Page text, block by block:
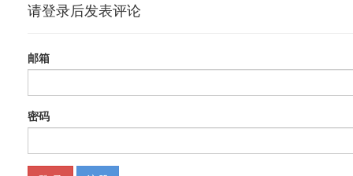
4.3 双因素方差分析的概念及其基本假定 123
第5 章 相关分析与回归分析 140
5.2 回归分析 150
5.3 简单线性回归 150
5.4 多元线性回归 159